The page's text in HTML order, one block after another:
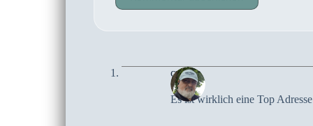
czoczo
Es ist wirklich eine Top